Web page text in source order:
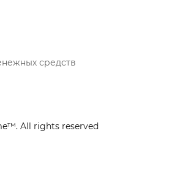
средств
All rights reserved